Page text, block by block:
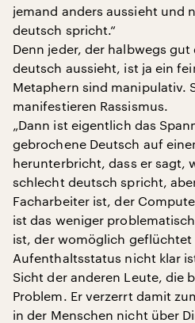
jemand anders aussieht und
deutsch spricht.“
Denn jeder, der halbwegs
deutsch aussieht, ist ja ein
Metaphern sind manipulativ.
manifestieren Rassismus.
„Dann ist eigentlich das
gebrochene Deutsch auf
herunterbricht, dass er sagt,
schlecht deutsch spricht,
Facharbeiter ist, der
ist das weniger
ist, der womöglich geflüchtet
Aufenthaltsstatus nicht klar
Sicht der anderen Leute, die
Problem. Er verzerrt damit
in der Menschen nicht über